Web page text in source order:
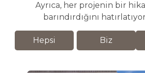
Ayrıca, her projenin bir
barındırdığını
Hepsi Biz